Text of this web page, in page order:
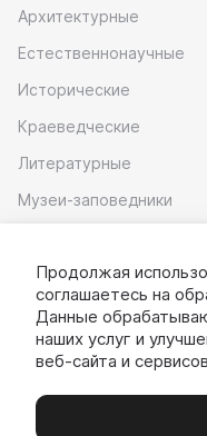
Архитектурные
Естественнонаучные
Исторические
Краеведческие
Литературные
Музеи-заповедники
Скачать
Продолжая
соглашаетесь на
Данные
наших услуг и
веб-сайта и сервисов